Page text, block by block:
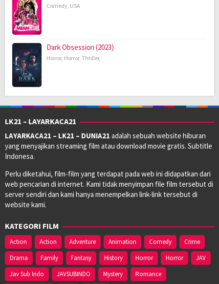
Comedy USA
Dark Obsession (2023)
Horror, Horror, Thriller,
LK21 – LAYARKACA21
LAYARKACA21 – LK21 – DUNIA21 adalah sebuah website hiburan
yang menyajikan streaming film atau download movie gratis. Subtitle
Indonesa.
Perlu diketahui, film-film yang terdapat pada web ini didapatkan dari
web pencarian di internet. Kami tidak menyimpan file film tersebut di
server sendiri dan kami hanya menempelkan link-link tersebut di
website kami.
KATEGORI FILM
Action Action Adventure Animation Comedy
Crime
Drama
Family Fantasy History Horror Horror
JAV
Jav Sub Indo
JAVSUBINDO Mystery Romance